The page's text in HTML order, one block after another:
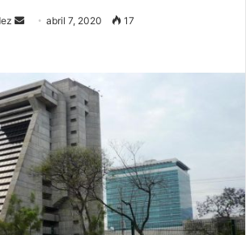
Sendabril 7, 2020 17